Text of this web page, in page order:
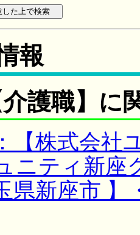
報
護職】に
【株式会
ニティ新
県新座市 】